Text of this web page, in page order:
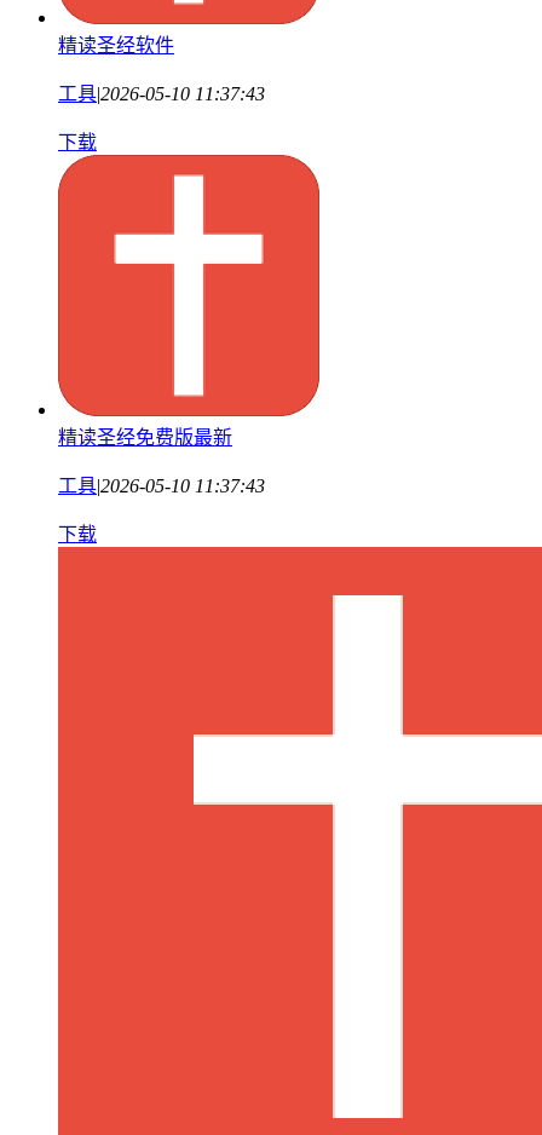
精读圣经软件
工具|2026-05-10 11:37:43
下载
精读圣经免费版最新
工具|2026-05-10 11:37:43
下载